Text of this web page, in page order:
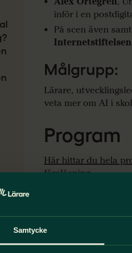
Samtycke
inför i en
På scen även
Internetstiftelsen
Målgrupp:
Lärare,
veta mer om AI i
Program
Här hittar du hela
föreläsning.